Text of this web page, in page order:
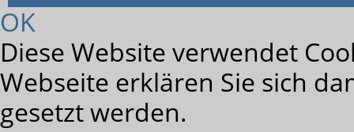
OK
Diese Website verwendet
Webseite erklären Sie sich
gesetzt werden.